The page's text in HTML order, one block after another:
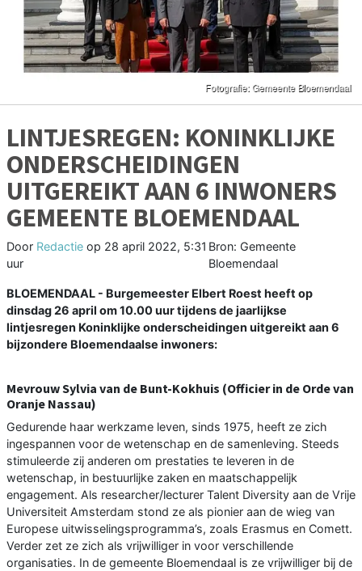
LINTJESREGEN: KONINKLIJKE
ONDERSCHEIDINGEN
UITGEREIKT AAN 6 INWONERS
GEMEENTE BLOEMENDAAL
Door Redactie op 28 april 2022, 5:31
uur
Bron: Gemeente
Bloemendaal
BLOEMENDAAL - Burgemeester Elbert Roest heeft op
dinsdag 26 april om 10.00 uur tijdens de jaarlijkse
lintjesregen Koninklijke onderscheidingen uitgereikt aan 6
bijzondere Bloemendaalse inwoners:
Mevrouw Sylvia van de Bunt-Kokhuis (Officier in de Orde van
Oranje Nassau)
Gedurende haar werkzame leven, sinds 1975, heeft ze zich
ingespannen voor de wetenschap en de samenleving. Steeds
stimuleerde zij anderen om prestaties te leveren in de
wetenschap, in bestuurlijke zaken en maatschappelijk
engagement. Als researcher/lecturer Talent Diversity aan de Vrije
Universiteit Amsterdam stond ze als pionier aan de wieg van
Europese uitwisselingsprogramma’s, zoals Erasmus en Comett.
Verder zet ze zich als vrijwilliger in voor verschillende
organisaties. In de gemeente Bloemendaal is ze vrijwilliger bij de